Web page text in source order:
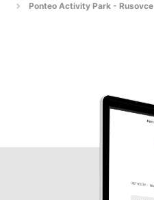
Ponteo Activity Park - Rusovce